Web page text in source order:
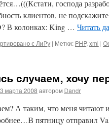
господа
клиентов, не
В колонках: King … Читать
с ЛиРу | Метки: PHP, xml |
случаем, хочу
3 марта 2008 автором Dandr
А таким, что меня читают
пятницу отправил